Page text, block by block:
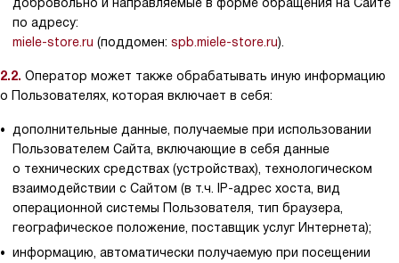
по адресу:
miele-store.ru (поддомен: spb.miele-store.ru).
2.2. Оператор может также обрабатывать иную информацию
о Пользователях, которая включает в себя:
дополнительные данные, получаемые при использовании
Пользователем Сайта, включающие в себя данные
о технических средствах (устройствах), технологическом
взаимодействии с Сайтом (в т.ч. IP-адрес хоста, вид
операционной системы Пользователя, тип браузера,
географическое положение, поставщик услуг Интернета);
информацию, автоматически получаемую при посещении